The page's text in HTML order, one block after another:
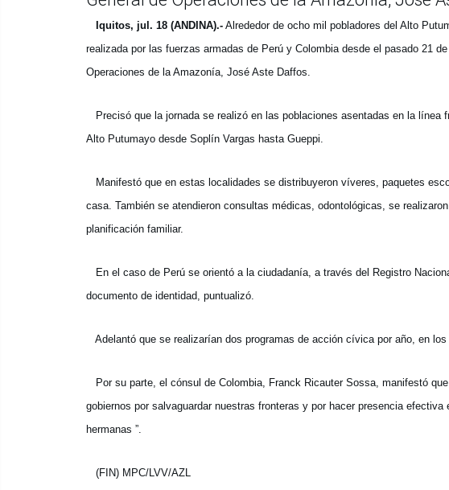
Iquitos, jul. 18 (ANDINA).- Alrededor de ocho mil pobladores del Alto
realizada por las fuerzas armadas de Perú y Colombia desde el pasado 21
Operaciones de la Amazonía, José Aste Daffos.
Precisó que la jornada se realizó en las poblaciones asentadas en la línea
Alto Putumayo desde Soplín Vargas hasta Gueppi.
Manifestó que en estas localidades se distribuyeron víveres, paquetes
casa. También se atendieron consultas médicas, odontológicas, se
planificación familiar.
En el caso de Perú se orientó a la ciudadanía, a través del Registro
documento de identidad, puntualizó.
Adelantó que se realizarían dos programas de acción cívica por año, en
Por su parte, el cónsul de Colombia, Franck Ricauter Sossa, manifestó
gobiernos por salvaguardar nuestras fronteras y por hacer presencia
hermanas ”.
(FIN) MPC/LVV/AZL